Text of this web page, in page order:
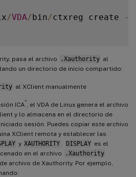
/VDA/bin/ctxreg create -
pasa el archivo .Xauthority al
un directorio de inicio compartido:
al XClient manualmente
ICA®
, el VDA de Linux genera el archivo
y lo almacena en el directorio de
sesión. Puedes copiar este archivo
XClient remota y establecer las
y XAUTHORITY DISPLAY es el
en el archivo
.Xauthority
archivo de Xauthority. Por ejemplo,